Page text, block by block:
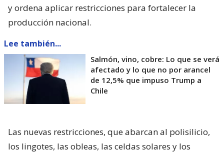
y ordena aplicar restricciones para fortalecer la
producción nacional.
Lee también...
Salmón, vino, cobre: Lo que se verá
afectado y lo que no por arancel
de 12,5% que impuso Trump a
Chile
Las nuevas restricciones, que abarcan al polisilicio,
los lingotes, las obleas, las celdas solares y los